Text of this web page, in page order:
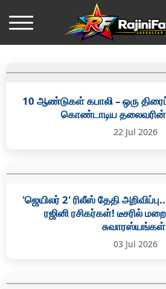
10 ஆண்டுகள் கபாலி – ஒரு
கொண்டாடிய தலைவரின்
22 Jul 2026
'ஜெயிலர் 2' ரிலீஸ் தேதி
ரஜினி ரசிகர்கள்! டீசரில்
03 Jul 2026